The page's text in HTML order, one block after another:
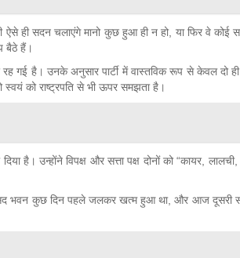
ही सदन चलाएंगे मानो कुछ हुआ ही न हो, या फिर वे कोई
बैठे हैं।
रह गई है। उनके अनुसार पार्टी में वास्तविक रूप से केवल दो
स्वयं को राष्ट्रपति से भी ऊपर समझता है।
उन्होंने विपक्ष और सत्ता पक्ष दोनों को “कायर, लालची,
भवन कुछ दिन पहले जलकर खत्म हुआ था, और आज दूसरी